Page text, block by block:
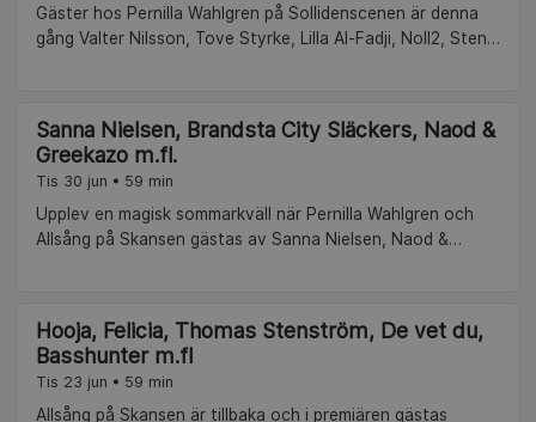
Gäster hos Pernilla Wahlgren på Sollidenscenen är denna
gång Valter Nilsson, Tove Styrke, Lilla Al-Fadji, Noll2, Sten &
Sanna Nielsen, Brandsta City Släckers, Naod &
Greekazo m.fl.
Tis 30 jun • 59 min
Upplev en magisk sommarkväll när Pernilla Wahlgren och
Allsång på Skansen gästas av Sanna Nielsen, Naod &
Hooja, Felicia, Thomas Stenström, De vet du,
Basshunter m.fl
Tis 23 jun • 59 min
Allsång på Skansen är tillbaka och i premiären gästas